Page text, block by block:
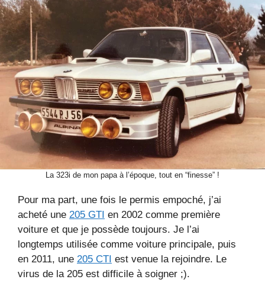
La 323i de mon papa à l’époque, tout en “finesse” !
Pour ma part, une fois le permis empoché, j’ai
acheté une 205 GTI en 2002 comme première
voiture et que je possède toujours. Je l’ai
longtemps utilisée comme voiture principale, puis
en 2011, une 205 CTI est venue la rejoindre. Le
virus de la 205 est difficile à soigner ;).